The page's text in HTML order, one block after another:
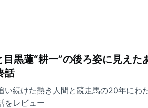
目黒蓮“耕一”の後ろ姿に見え
話
い続けた熱き人間と競走馬の20年にわ
をレビュー